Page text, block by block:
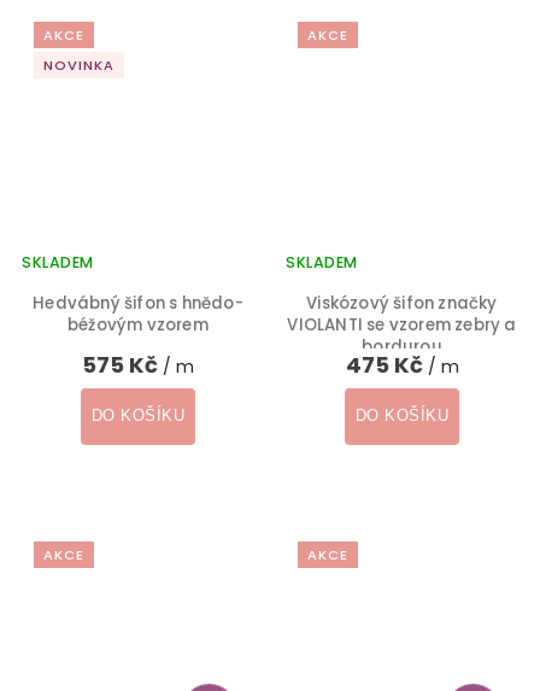
AKCE
NOVINKA
Hedvábný šifon s hnědo-
béžovým vzorem
SKLADEM
575 Kč / m
DO KOŠÍKU
AKCE
Viskózový šifon značky
VIOLANTI se vzorem zebry a
bordurou
SKLADEM
475 Kč / m
DO KOŠÍKU
AKCE AKCE